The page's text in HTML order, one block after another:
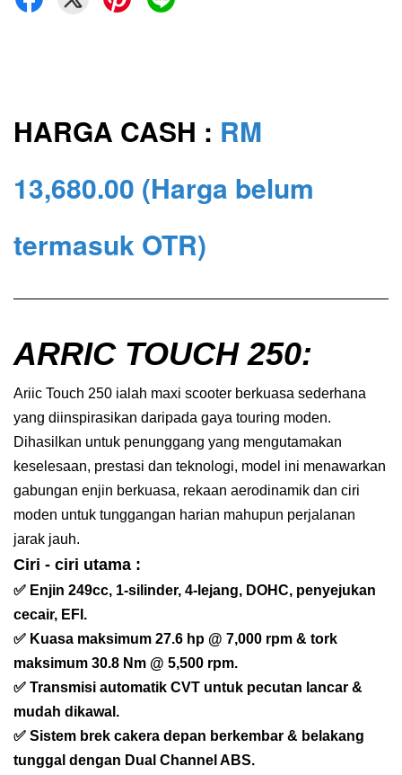
HARGA CASH : RM
13,680.00 (Harga belum
termasuk OTR)
ARRIC TOUCH 250:
Ariic Touch 250 ialah maxi scooter berkuasa sederhana
yang diinspirasikan daripada gaya touring moden.
Dihasilkan untuk penunggang yang mengutamakan
keselesaan, prestasi dan teknologi, model ini menawarkan
gabungan enjin berkuasa, rekaan aerodinamik dan ciri
moden untuk tunggangan harian mahupun perjalanan
jarak jauh.
Ciri - ciri utama :
✅ Enjin 249cc, 1-silinder, 4-lejang, DOHC, penyejukan
cecair, EFI.
✅ Kuasa maksimum 27.6 hp @ 7,000 rpm & tork
maksimum 30.8 Nm @ 5,500 rpm.
✅ Transmisi automatik CVT untuk pecutan lancar &
mudah dikawal.
✅ Sistem brek cakera depan berkembar & belakang
tunggal dengan Dual Channel ABS.